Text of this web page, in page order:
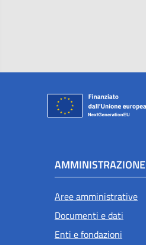
AMMINISTRAZIONE
Aree amministrative
Documenti e dati
Enti e fondazioni